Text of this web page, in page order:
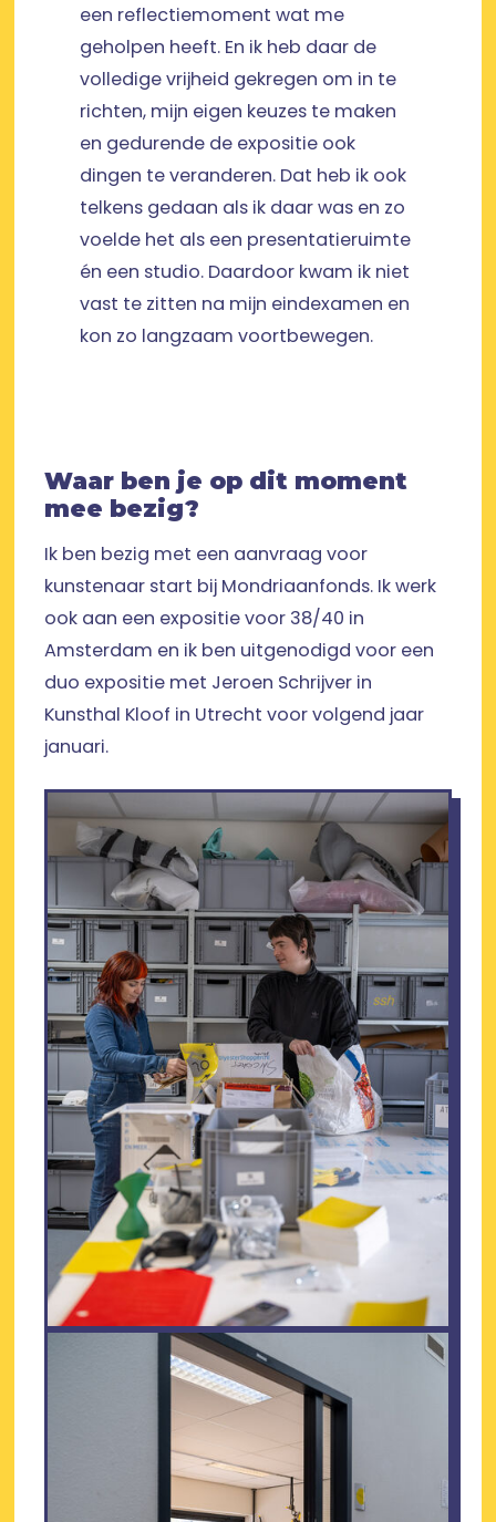
een reflectiemoment wat me
geholpen heeft. En ik heb daar de
volledige vrijheid gekregen om in te
richten, mijn eigen keuzes te maken
en gedurende de expositie ook
dingen te veranderen. Dat heb ik ook
telkens gedaan als ik daar was en zo
voelde het als een presentatieruimte
én een studio. Daardoor kwam ik niet
vast te zitten na mijn eindexamen en
kon zo langzaam voortbewegen.
Waar ben je op dit moment
mee bezig?
Ik ben bezig met een aanvraag voor
kunstenaar start bij Mondriaanfonds. Ik werk
ook aan een expositie voor 38/40 in
Amsterdam en ik ben uitgenodigd voor een
duo expositie met Jeroen Schrijver in
Kunsthal Kloof in Utrecht voor volgend jaar
januari.